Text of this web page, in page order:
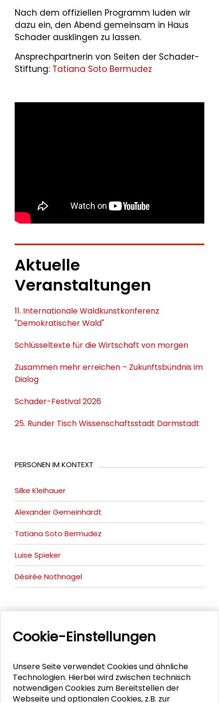
Nach dem offiziellen Programm luden wir
dazu ein, den Abend gemeinsam in Haus
Schader ausklingen zu lassen.
Ansprechpartnerin von Seiten der Schader-
Stiftung: Tatiana Soto Bermudez
Aktuelle
Veranstaltungen
11. Internationale Waldkunstkonferenz
"Demokratischer Wald"
Schlüsseltexte für die Wirtschaft von morgen
Zusammen mehr erreichen – Zukunftsbündnis im
Dialog
Schader-Festival 2026
25. Runder Tisch Wissenschaftsstadt Darmstadt
PERSONEN IM KONTEXT
Silke Kleihauer
Alexander Gemeinhardt
Tatiana Soto Bermudez
Luise Spieker
Désirée Nothnagel
Programm: Transfer als Lernprozess in der
Keynote Martin Führ: Wie gelingen
Systeminnovationen?
Cookie-Einstellungen
Unsere Seite verwendet Cookies und ähnliche
Technologien. Hierbei wird zwischen technisch
notwendigen Cookies zum Bereitstellen der
Webseite und optionalen Cookies, z.B. zur